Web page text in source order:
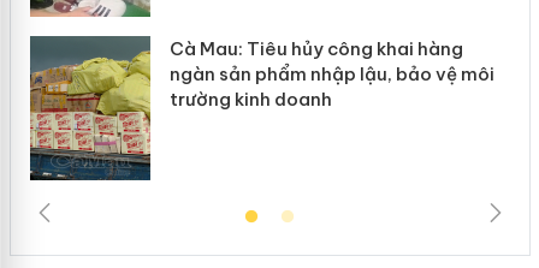
Cà Mau: Tiêu hủy công khai hàng
ngàn sản phẩm nhập lậu, bảo vệ môi
trường kinh doanh